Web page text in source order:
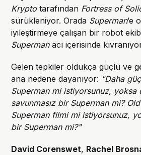
Krypto tarafından Fortress of
sürükleniyor. Orada Superman’e
iyileştirmeye çalışan bir robot
Supermanacı içerisinde
Gelen tepkiler oldukça güçlü ve
ana nedene dayanıyor: "Daha
Superman mi istiyorsunuz, yoksa
savunmasız bir Superman mi?
Superman filmi mi istiyorsunuz,
bir Superman mi?"
David Corenswet, Rachel